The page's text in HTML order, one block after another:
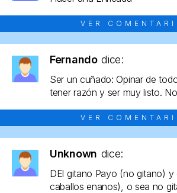
VER
Fernando dice:
Ser un cuñado: Opinar de
tener razón y ser muy listo.
VER
Unknown dice:
DEl gitano Payo (no gitano)
caballos enanos), o sea no